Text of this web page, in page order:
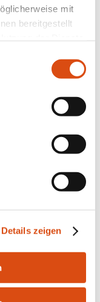
mit
bereitgestellt
Details zeigen
| Fax: 04182-
Widerrufsrecht